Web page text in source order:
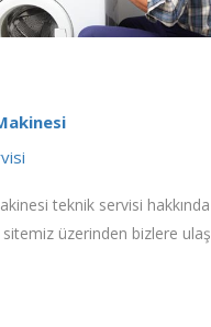
teknik servisi
üzerinden bizlere